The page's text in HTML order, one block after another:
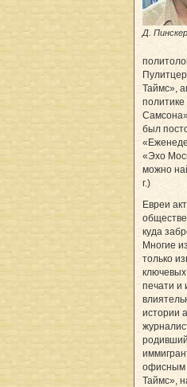
Д. Пинскер
Таймс»,
был
«Эхо
можно
г.)
Евреи
куда
Многие
только
ключевых
печати
истории
офисным
Таймс»,